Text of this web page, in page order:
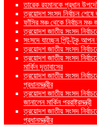
তারেক রহমানকে প্রধান
ত্রয়োদশ সংসদ নির্বাচন শেষে
ফাঁসির মঞ্চ থেকে নির্বাচন
ত্রয়োদশ জাতীয় সংসদ
সংসদে যাচ্ছেন পিন্টু-টুকু
ত্রয়োদশ জাতীয় সংসদ
ত্রয়োদশ জাতীয় সংসদ
মার্কিন দূতাবাসের
ত্রয়োদশ জাতীয় সংসদ
প্রধানমন্ত্রীর
ত্রয়োদশ জাতীয় সংসদ
জানালেন মার্কিন পররাষ্ট্রমন্ত্রী
ত্রয়োদশ জাতীয় সংসদ
প্রধানমন্ত্রীর